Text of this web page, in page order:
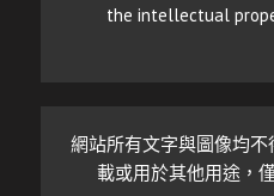
the intellectual
網站所有文字與圖像均
載或用於其他用途，